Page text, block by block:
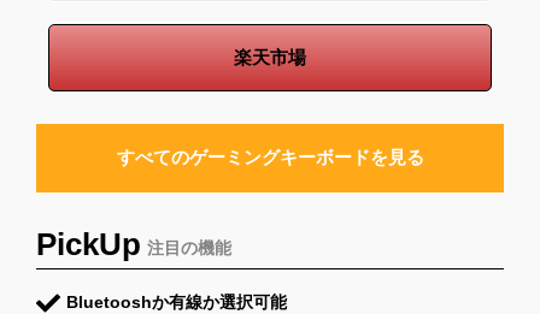
楽天市場
すべてのゲーミングキーボードを見る
PickUp 注目の機能
Bluetooshか有線か選択可能